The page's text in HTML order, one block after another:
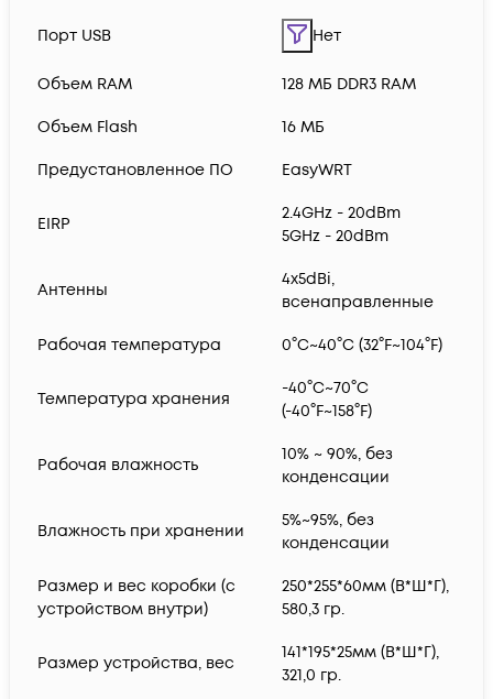
Порт USB Нет
Объем RAM 128 МБ DDR3 RAM
Объем Flash 16 МБ
Предустановленное ПО EasyWRT
EIRP
2.4GHz - 20dBm
5GHz - 20dBm
Антенны
4х5dBi,
всенаправленные
Рабочая температура 0°C~40°C (32°F~104°F)
Температура хранения
-40°C~70°C
(-40°F~158°F)
Рабочая влажность
10% ~ 90%, без
конденсации
Влажность при хранении
5%~95%, без
конденсации
Размер и вес коробки (с
устройством внутри)
250*255*60мм (В*Ш*Г),
580,3 гр.
Размер устройства, вес
141*195*25мм (В*Ш*Г),
321,0 гр.